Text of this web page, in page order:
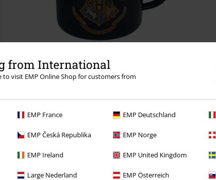
from International
to visit EMP Online Shop for customers from
EMP France EMP Deutschland
EMP Česká Republika EMP Norge
EMP Ireland EMP United Kingdom
Large Nederland EMP Österreich
DMCKč 399,00
Kč 279,00
zkušební verzi našeho BACKSTAGE CLUB